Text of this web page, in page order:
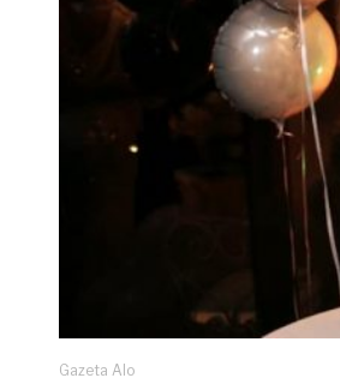
Gazeta Alo